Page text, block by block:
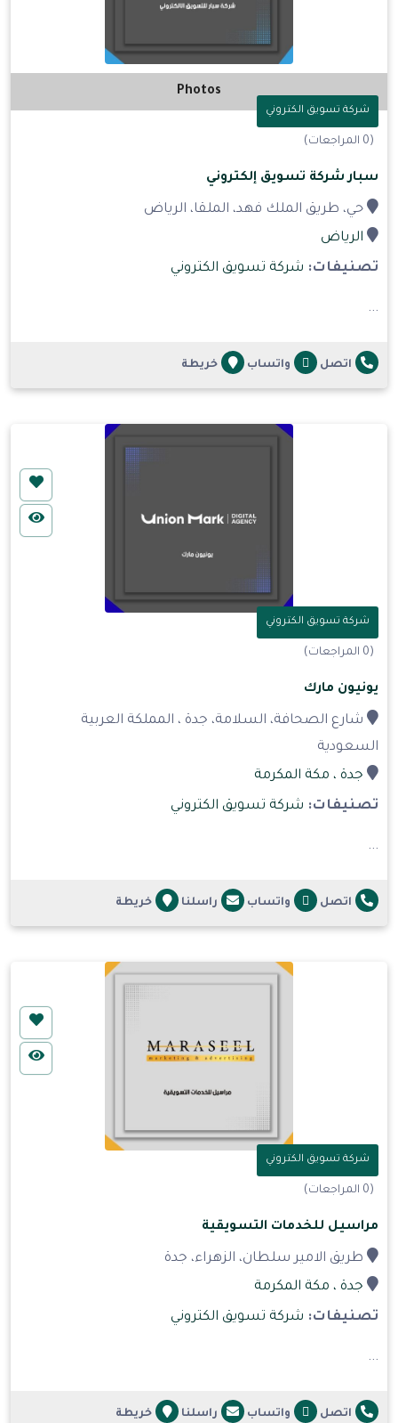
Photos
شركة تسويق الكتروني
(0 المراجعات)
سبار شركة تسويق إلكتروني
حي، طريق الملك فهد، الملقا، الرياض
الرياض
تصنيفات: شركة تسويق الكتروني
...
اتصل واتساب خريطة
شركة تسويق الكتروني
(0 المراجعات)
يونيون مارك
شارع الصحافة، السلامة، جدة ، المملكة العربية
السعودية
جدة ، مكة المكرمة
تصنيفات: شركة تسويق الكتروني
...
اتصل واتساب راسلنا خريطة
شركة تسويق الكتروني
(0 المراجعات)
مراسيل للخدمات التسويقية
طريق الامير سلطان، الزهراء، جدة
جدة ، مكة المكرمة
تصنيفات: شركة تسويق الكتروني
...
اتصل واتساب راسلنا خريطة